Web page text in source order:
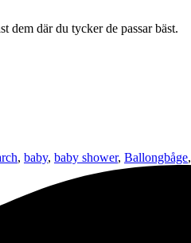
dem där du tycker de passar bäst.
, baby, baby shower, Ballongbåge,